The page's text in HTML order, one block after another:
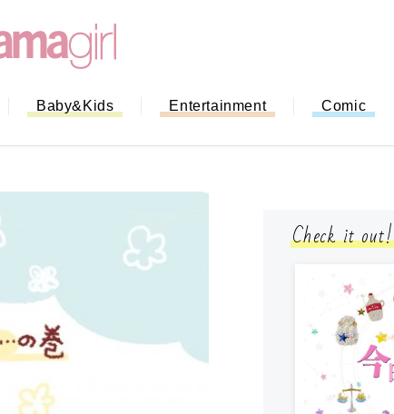
Baby&Kids Entertainment Comic
Check it out!
「もう行列に並ばない！」ミスドのモ
バイルオーダー完全ガイド｜支払い方
法から受け取り方までネットオーダー